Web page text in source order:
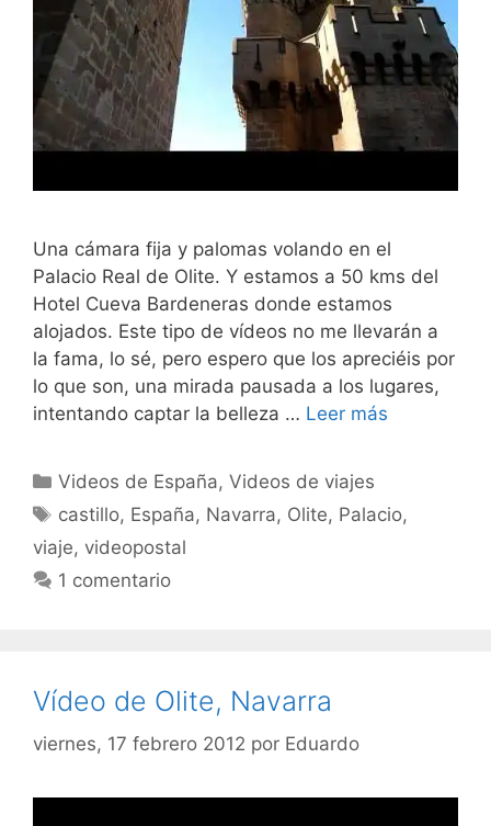
Una cámara fija y palomas volando en el
Palacio Real de Olite. Y estamos a 50 kms del
Hotel Cueva Bardeneras donde estamos
alojados. Este tipo de vídeos no me llevarán a
la fama, lo sé, pero espero que los apreciéis por
lo que son, una mirada pausada a los lugares,
intentando captar la belleza … Leer más
Categorías
Videos de España,Videos de viajes
Etiquetas
castillo, España, Navarra, Olite, Palacio,
viaje, videopostal
1 comentario
Vídeo de Olite, Navarra
viernes, 17 febrero 2012 por Eduardo